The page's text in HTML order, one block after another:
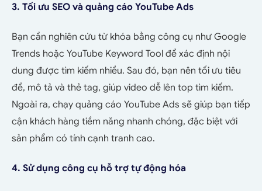
3. Tối ưu SEO và quảng cáo YouTube Ads
Bạn cần nghiên cứu từ khóa bằng công cụ như Google
Trends hoặc YouTube Keyword Tool để xác định nội
dung được tìm kiếm nhiều. Sau đó, bạn nên tối ưu tiêu
đề, mô tả và thẻ tag, giúp video dễ lên top tìm kiếm.
Ngoài ra, chạy quảng cáo YouTube Ads sẽ giúp bạn tiếp
cận khách hàng tiềm năng nhanh chóng, đặc biệt với
sản phẩm có tính cạnh tranh cao.
4. Sử dụng công cụ hỗ trợ tự động hóa